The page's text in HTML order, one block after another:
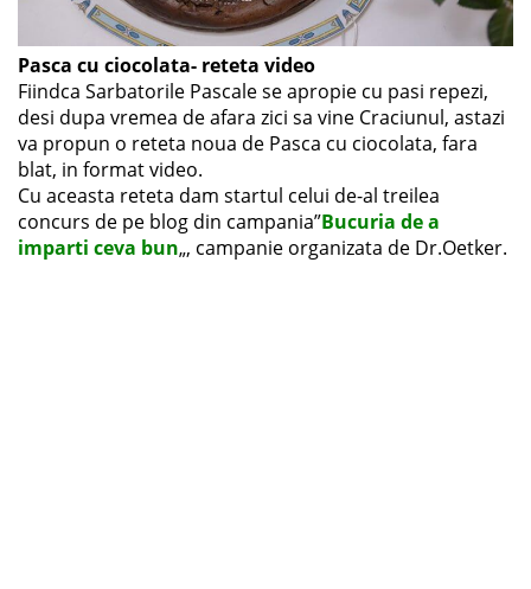
Pasca cu ciocolata- reteta video
Fiindca Sarbatorile Pascale se apropie cu pasi repezi,
desi dupa vremea de afara zici sa vine Craciunul, astazi
va propun o reteta noua de Pasca cu ciocolata, fara
blat, in format video.
Cu aceasta reteta dam startul celui de-al treilea
concurs de pe blog din campania”Bucuria de a
imparti ceva bun„, campanie organizata de Dr.Oetker.